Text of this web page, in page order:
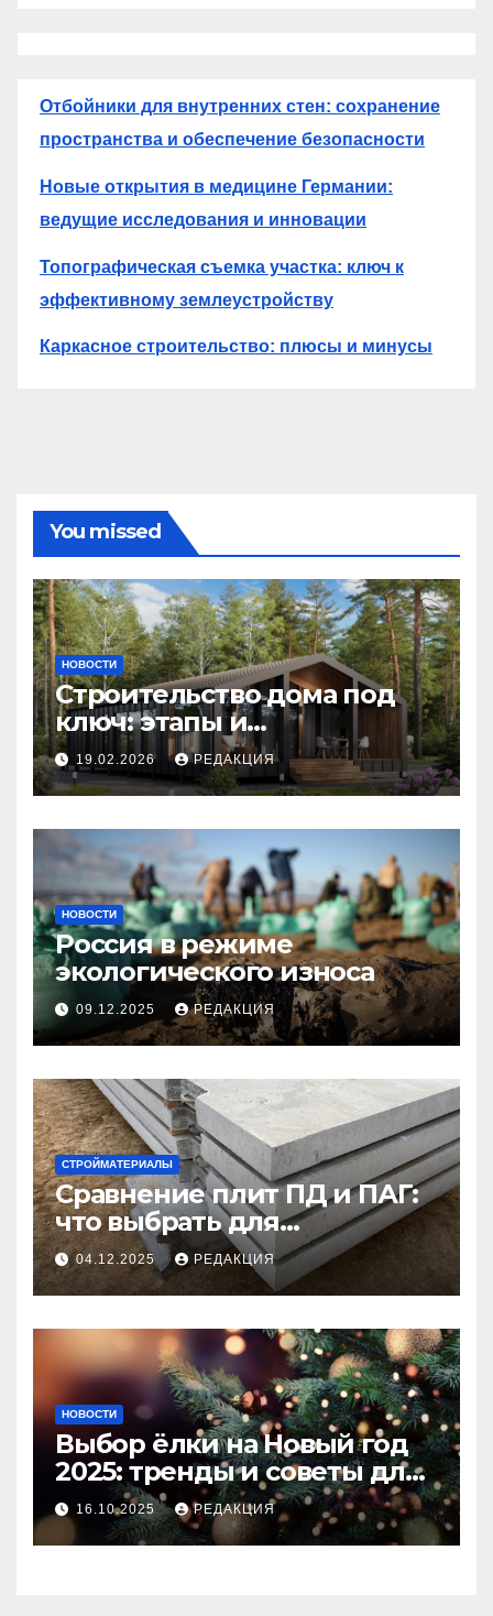
Отбойники для внутренних стен: сохранение
пространства и обеспечение безопасности
Новые открытия в медицине Германии:
ведущие исследования и инновации
Топографическая съемка участка: ключ к
эффективному землеустройству
Каркасное строительство: плюсы и минусы
You missed
НОВОСТИ
Строительство дома под
ключ: этапы и
планирование бюджета
19.02.2026 РЕДАКЦИЯ
НОВОСТИ
Россия в режиме
экологического износа
09.12.2025 РЕДАКЦИЯ
СТРОЙМАТЕРИАЛЫ
Сравнение плит ПД и ПАГ:
что выбрать для
долговечного и прочного
покрытия
04.12.2025 РЕДАКЦИЯ
НОВОСТИ
Выбор ёлки на Новый год
2025: тренды и советы для
идеального праздника
16.10.2025 РЕДАКЦИЯ